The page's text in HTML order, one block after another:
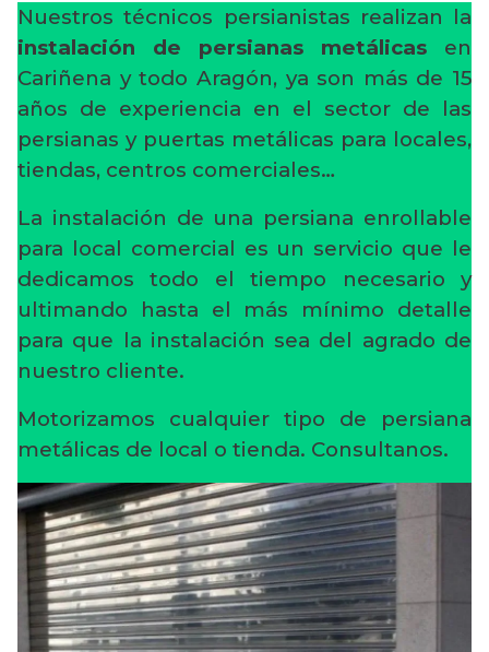
Nuestros técnicos persianistas realizan la
instalación de persianas metálicas en
Cariñena y todo Aragón, ya son más de 15
años de experiencia en el sector de las
persianas y puertas metálicas para locales,
tiendas, centros comerciales…
La instalación de una persiana enrollable
para local comercial es un servicio que le
dedicamos todo el tiempo necesario y
ultimando hasta el más mínimo detalle
para que la instalación sea del agrado de
nuestro cliente.
Motorizamos cualquier tipo de persiana
metálicas de local o tienda. Consultanos.